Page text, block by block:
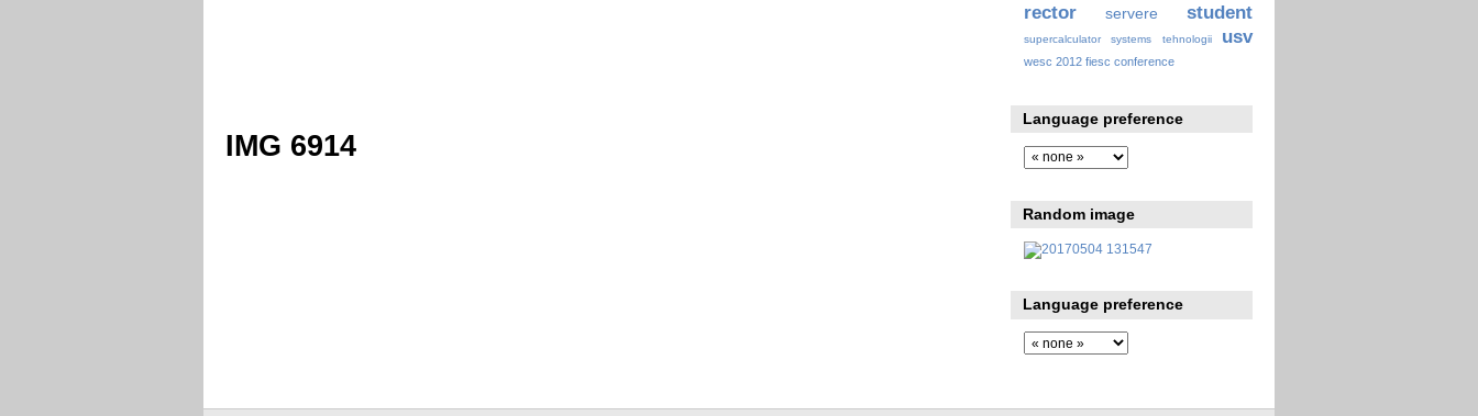
IMG 6914
rector servere student
supercalculator systems tehnologii usv
wesc 2012 fiesc conference
Language preference
Random image
Language preference